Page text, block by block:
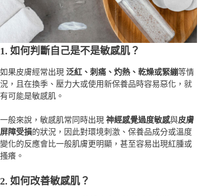
1. 如何判斷自己是不是敏感肌？
如果皮膚經常出現 泛紅、刺痛、灼熱、乾燥或緊繃等情
況，且在換季、壓力大或使用新保養品時容易惡化，就
有可能是敏感肌。
一般來說，敏感肌常同時出現 神經感覺過度敏感與皮膚
屏障受損的狀況，因此對環境刺激、保養品成分或溫度
變化的反應會比一般肌膚更明顯，甚至容易出現紅腫或
搔癢。
2. 如何改善敏感肌？